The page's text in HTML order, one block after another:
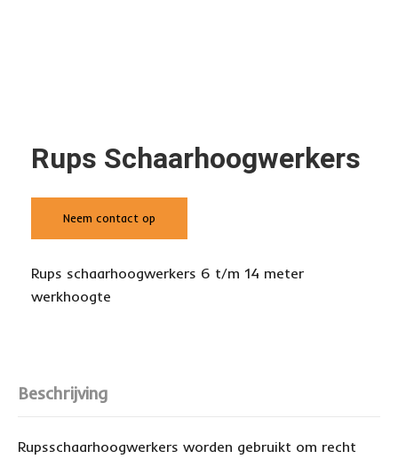
Rups Schaarhoogwerkers
Neem contact op
Rups schaarhoogwerkers 6 t/m 14 meter
werkhoogte
Beschrijving
Rupsschaarhoogwerkers worden gebruikt om recht